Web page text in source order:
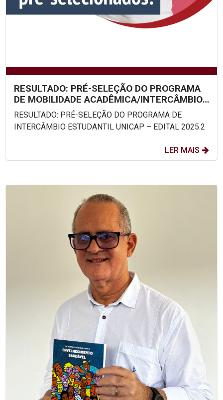
RESULTADO: PRÉ-SELEÇÃO DO PROGRAMA
DE MOBILIDADE ACADÊMICA/INTERCÂMBIO
ESTUDANTIL UNICAP – EDITAL...
RESULTADO: PRÉ-SELEÇÃO DO PROGRAMA DE
INTERCÂMBIO ESTUDANTIL UNICAP – EDITAL 2025.2
LER MAIS